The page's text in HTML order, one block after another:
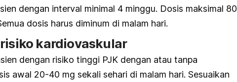
dengan interval minimal 4 minggu. Dosis maksimal 80
dosis harus diminum di malam hari.
kardiovaskular
dengan risiko tinggi PJK dengan atau tanpa
awal 20-40 mg sekali sehari di malam hari. Sesuaikan